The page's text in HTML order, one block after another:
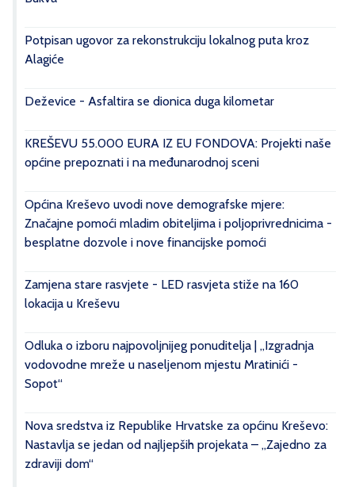
Potpisan ugovor za rekonstrukciju lokalnog puta kroz
Alagiće
Deževice - Asfaltira se dionica duga kilometar
KREŠEVU 55.000 EURA IZ EU FONDOVA: Projekti naše
općine prepoznati i na međunarodnoj sceni
Općina Kreševo uvodi nove demografske mjere:
Značajne pomoći mladim obiteljima i poljoprivrednicima -
besplatne dozvole i nove financijske pomoći
Zamjena stare rasvjete - LED rasvjeta stiže na 160
lokacija u Kreševu
Odluka o izboru najpovoljnijeg ponuditelja | „Izgradnja
vodovodne mreže u naseljenom mjestu Mratinići -
Sopot“
Nova sredstva iz Republike Hrvatske za općinu Kreševo:
Nastavlja se jedan od najljepših projekata – „Zajedno za
zdraviji dom“